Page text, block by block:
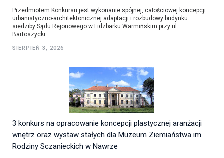
Przedmiotem Konkursu jest wykonanie spójnej, całościowej koncepcji
urbanistyczno-architektonicznej adaptacji i rozbudowy budynku
siedziby Sądu Rejonowego w Lidzbarku Warmińskim przy ul.
Bartoszycki...
SIERPIEŃ 3, 2026
3 konkurs na opracowanie koncepcji plastycznej aranżacji
wnętrz oraz wystaw stałych dla Muzeum Ziemiaństwa im.
Rodziny Sczanieckich w Nawrze